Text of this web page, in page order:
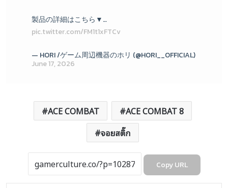
製品の詳細はこちら▼…
pic.twitter.com/FM1t1xFTCv
— HORI /ゲーム周辺機器のホリ (@HORI__OFFICIAL)
June 17, 2026
ACE COMBAT
ACE COMBAT 8
จอยสติ๊ก
Copy URL